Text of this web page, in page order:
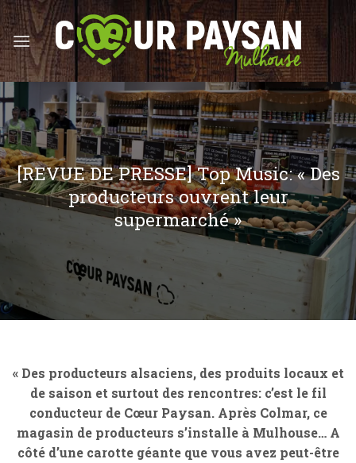
Skip
to
content
[REVUE DE PRESSE] Top Music: « Des
producteurs ouvrent leur
supermarché »
« Des producteurs alsaciens, des produits locaux et
de saison et surtout des rencontres: c’est le fil
conducteur de Cœur Paysan. Après Colmar, ce
magasin de producteurs s’installe à Mulhouse… A
côté d’une carotte géante que vous avez peut-être